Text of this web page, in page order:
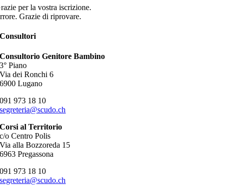
per la vostra iscrizione.
Grazie di riprovare.
Consultori
Consultorio Genitore Bambino
3° Piano
Via dei Ronchi 6
6900 Lugano
091 973 18 10
segreteria@scudo.ch
Corsi al Territorio
c/o Centro Polis
Via alla Bozzoreda 15
6963 Pregassona
091 973 18 10
segreteria@scudo.ch